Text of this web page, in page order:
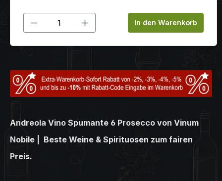
Produkt Anzahl: Gib denIn den Warenkorb
Andreola Vino Spumante 6 Prosecco von Vinum
Nobile | Beste Weine & Spirituosen zum fairen
Preis.